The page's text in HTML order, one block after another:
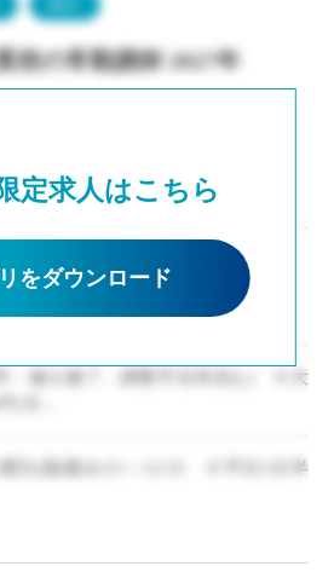
定求人はこちら
をダウンロード
校の常勤講師 2027年
区
用も積極的に進めています ・生
増員、次年度もクラス増決定 ・
からのキャリアチェンジなど未
による) ・神 […]
卒・修士修了、調整手当等含む) ※大
曜日(隔週)8:25～12:35 ※平日1日半